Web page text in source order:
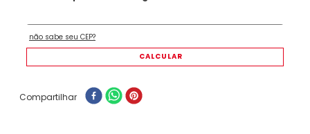
Compartilhar